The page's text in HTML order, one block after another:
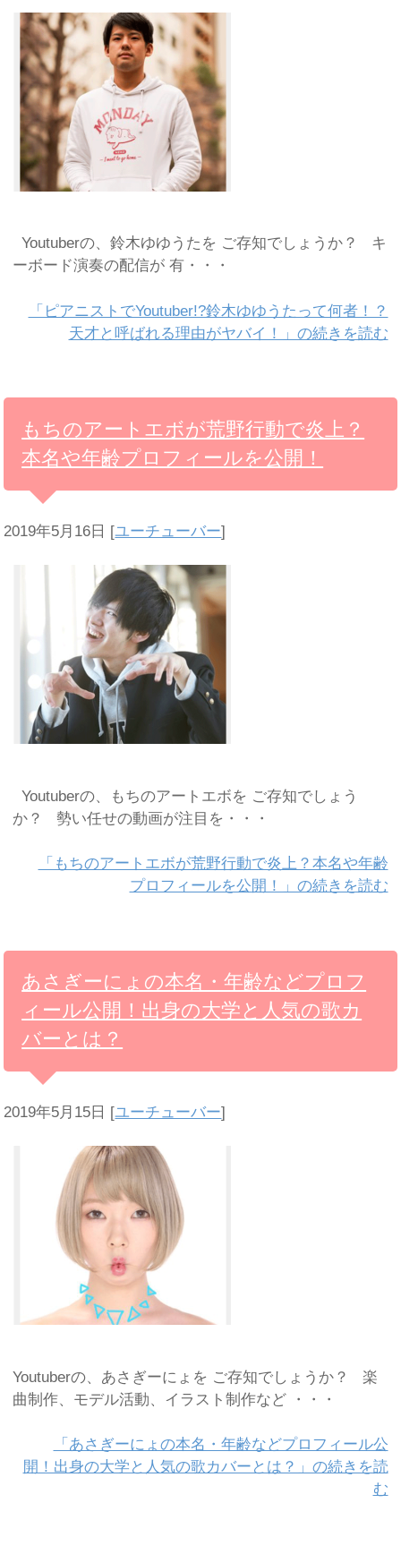
Youtuberの、鈴木ゆゆうたを ご存知でしょうか？ キ
ーボード演奏の配信が 有・・・
「ピアニストでYoutuber!?鈴木ゆゆうたって何者！？
天才と呼ばれる理由がヤバイ！」の続きを読む
もちのアートエボが荒野行動で炎上？
本名や年齢プロフィールを公開！
2019年5月16日 [ユーチューバー]
Youtuberの、もちのアートエボを ご存知でしょう
か？ 勢い任せの動画が注目を・・・
「もちのアートエボが荒野行動で炎上？本名や年齢
プロフィールを公開！」の続きを読む
あさぎーにょの本名・年齢などプロフ
ィール公開！出身の大学と人気の歌カ
バーとは？
2019年5月15日 [ユーチューバー]
Youtuberの、あさぎーにょを ご存知でしょうか？ 楽
曲制作、モデル活動、イラスト制作など ・・・
「あさぎーにょの本名・年齢などプロフィール公
開！出身の大学と人気の歌カバーとは？」の続きを読
む